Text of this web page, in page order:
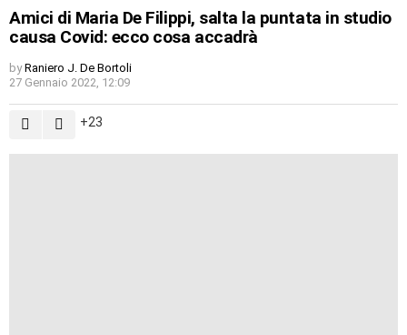
Amici di Maria De Filippi, salta la puntata in studio
causa Covid: ecco cosa accadrà
by Raniero J. De Bortoli
27 Gennaio 2022, 12:09
23